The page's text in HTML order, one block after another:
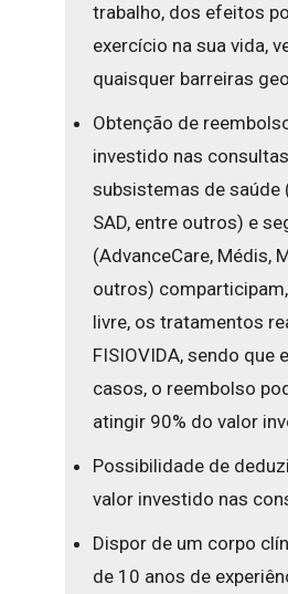
trabalho, dos efeitos
exercício na sua vida,
quaisquer barreiras
Obtenção de
investido nas
subsistemas de saúde
SAD, entre outros) e
(AdvanceCare, Médis,
outros)
livre, os tratamentos
FISIOVIDA, sendo que
casos, o reembolso
atingir 90% do valor
Possibilidade de
valor investido nas
Dispor de um corpo
de 10 anos de